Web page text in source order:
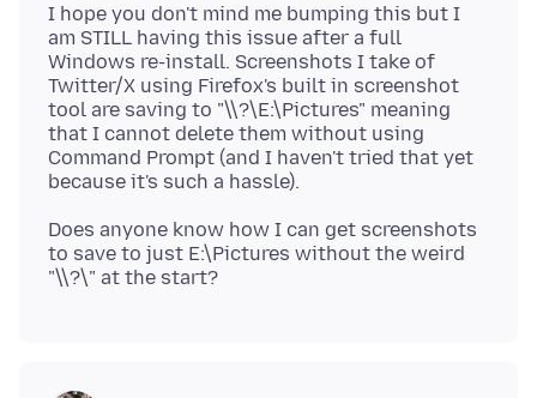
I hope you don't mind me bumping this but I
am STILL having this issue after a full
Windows re-install. Screenshots I take of
Twitter/X using Firefox's built in screenshot
tool are saving to "\\?\E:\Pictures" meaning
that I cannot delete them without using
Command Prompt (and I haven't tried that yet
Does anyone know how I can get screenshots
to save to just E:\Pictures without the weird